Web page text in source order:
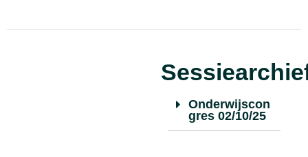
Onderwijscon
gres 02/10/25